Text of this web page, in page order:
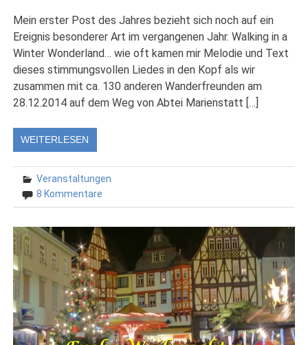
Mein erster Post des Jahres bezieht sich noch auf ein
Ereignis besonderer Art im vergangenen Jahr. Walking in a
Winter Wonderland… wie oft kamen mir Melodie und Text
dieses stimmungsvollen Liedes in den Kopf als wir
zusammen mit ca. 130 anderen Wanderfreunden am
28.12.2014 auf dem Weg von Abtei Marienstatt […]
WEITERLESEN
Veranstaltungen
8 Kommentare